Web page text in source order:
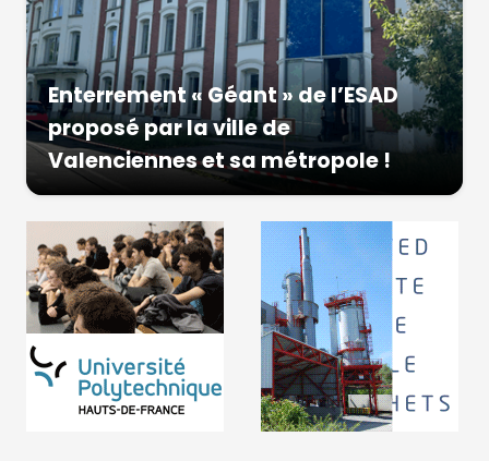
Enterrement « Géant » de l’ESAD
proposé par la ville de
Valenciennes et sa métropole !